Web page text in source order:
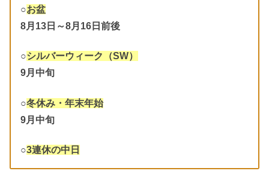
○お盆
8月13日～8月16日前後
○シルバーウィーク（SW）
9月中旬
○冬休み・年末年始
9月中旬
○3連休の中日